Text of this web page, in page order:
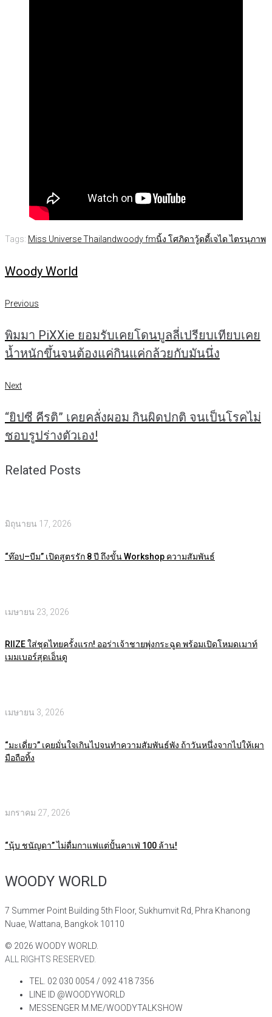
Tags: Miss Universe Thailandwoody fmนิ้ง โศภิดาวู้ดดี้เจได ไตรนุภาพ
Woody World
แนะแนว
เรื่อง
Previous
Previous
พิมมา PiXXie ยอมรับเคยโดนบูลลี่เปรียบเทียบเคย
น้ำหนักขึ้นจนต้องแค่กินแค่กล้วยกับมันนึ่ง
Next
Next
“ยิปซี คีรติ” เคยคลั่งผอม กินผิดปกติ จนเป็นโรคไม่
ชอบรูปร่างตัวเอง!
Related Posts
มิถุนายน 17, 2026
“ท๊อป–บีม” เปิดสูตรรัก 8 ปี ถึงขั้น Workshop ความสัมพันธ์
เมษายน 23, 2026
RIIZE ใส่ชุดไทยครั้งแรก! ออร่าเจ้าชายพุ่งกระฉูด พร้อมเปิดโหมดเมาท์
เมมเบอร์สุดเอ็นดู
เมษายน 3, 2026
“มะเดี่ยว” เคยมั่นใจเกินไปจนทำความสัมพันธ์พัง ถ้าวันหนึ่งจากไปให้เผา
มือถือทิ้ง
มกราคม 27, 2026
“นุ้บ ชนัญดา” ไม่ดื่มกาแฟแต่ปั้นคาเฟ่ 100 ล้าน!
WOODY WORLD
7 Summer Point Building 5th Floor, Sukhumvit Rd, Phra Khanong
Nuae, Wattana, Bangkok 10110
© 2026 WOODY WORLD.
ALL RIGHTS RESERVED.
TEL. 02 030 0054 / 092 418 7356
LINE ID @WOODYWORLD
MESSENGER M.ME/WOODYTALKSHOW